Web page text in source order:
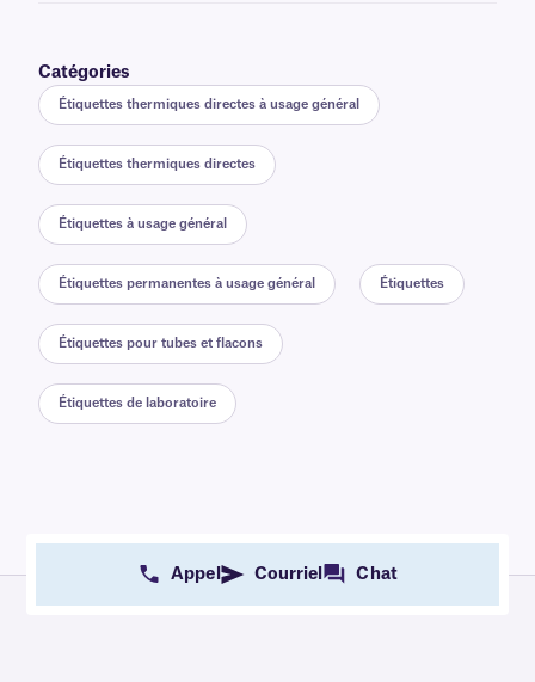
Catégories
Étiquettes thermiques directes à usage général
Étiquettes thermiques directes
Étiquettes à usage général
Étiquettes permanentes à usage général Étiquettes
Étiquettes pour tubes et flacons
Étiquettes de laboratoire
Appel Courriel Chat